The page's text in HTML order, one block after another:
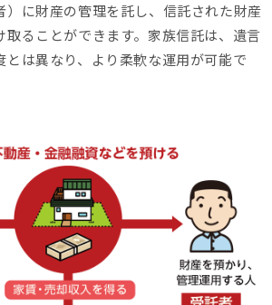
）に財産の管理を託し、信託された財産
取ることができます。家族信託は、遺言
とは異なり、より柔軟な運用が可能で